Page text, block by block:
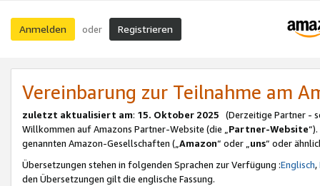
Anmelden oder Registrieren
Vereinbarung zur Teilnahme am
zuletzt aktualisiert am: 15. Oktober 2025 (Derzeitige Partner -
Willkommen auf Amazons Partner-Website (die „Partner-Website
genannten Amazon-Gesellschaften („Amazon“ oder „uns“ oder
Übersetzungen stehen in folgenden Sprachen zur Verfügung :Englisch,
den Übersetzungen gilt die englische Fassung.